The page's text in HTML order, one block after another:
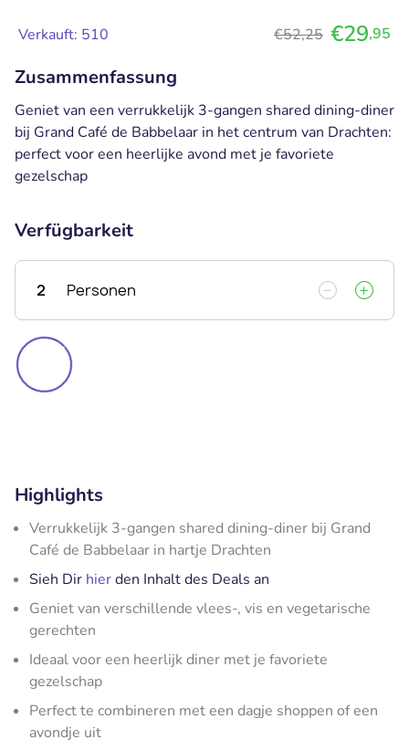
Verkauft: 510 €52,25 €29,95
Zusammenfassung
Geniet van een verrukkelijk 3-gangen shared dining-diner
bij Grand Café de Babbelaar in het centrum van Drachten:
perfect voor een heerlijke avond met je favoriete
gezelschap
Verfügbarkeit
2 Personen
Highlights
Verrukkelijk 3-gangen shared dining-diner bij Grand
Café de Babbelaar in hartje Drachten
Sieh Dir hierden Inhalt des Deals an
Geniet van verschillende vlees-, vis en vegetarische
gerechten
Ideaal voor een heerlijk diner met je favoriete
gezelschap
Perfect te combineren met een dagje shoppen of een
avondje uit